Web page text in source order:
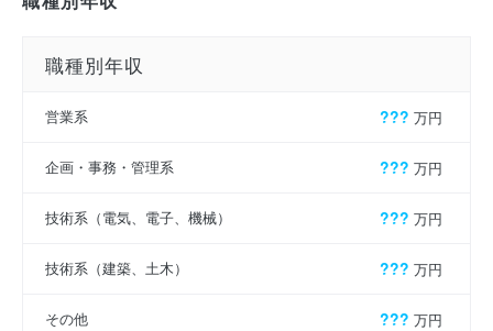
職種別年収
営業系 ??? 万円
企画・事務・管理系 ??? 万円
技術系（電気、電子、機械） ??? 万円
技術系（建築、土木） ??? 万円
その他 ??? 万円